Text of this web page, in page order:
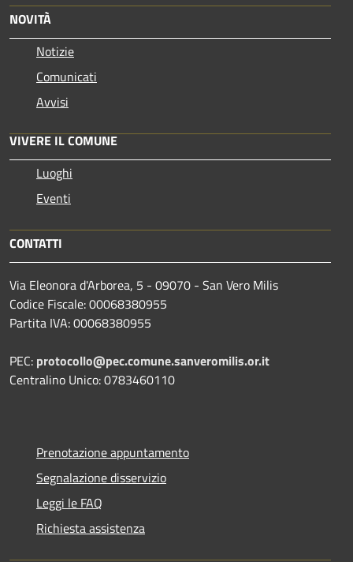
NOVITÀ
Notizie
Comunicati
Avvisi
VIVERE IL COMUNE
Luoghi
Eventi
CONTATTI
Via Eleonora d'Arborea, 5 - 09070 - San Vero Milis
Codice Fiscale: 00068380955
Partita IVA: 00068380955
PEC: protocollo@pec.comune.sanveromilis.or.it
Centralino Unico: 0783460110
Prenotazione appuntamento
Segnalazione disservizio
Leggi le FAQ
Richiesta assistenza